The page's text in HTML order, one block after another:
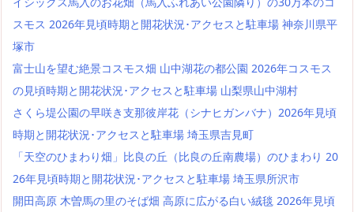
スモス 2026年見頃時期と開花状況･アクセスと駐車場 神奈川県平
塚市
富士山を望む絶景コスモス畑 山中湖花の都公園 2026年コスモス
の見頃時期と開花状況･アクセスと駐車場 山梨県山中湖村
さくら堤公園の早咲き支那彼岸花（シナヒガンバナ）2026年見頃
時期と開花状況･アクセスと駐車場 埼玉県吉見町
「天空のひまわり畑」比良の丘（比良の丘南農場）のひまわり 20
26年見頃時期と開花状況･アクセスと駐車場 埼玉県所沢市
開田高原 木曽馬の里のそば畑 高原に広がる白い絨毯 2026年見頃